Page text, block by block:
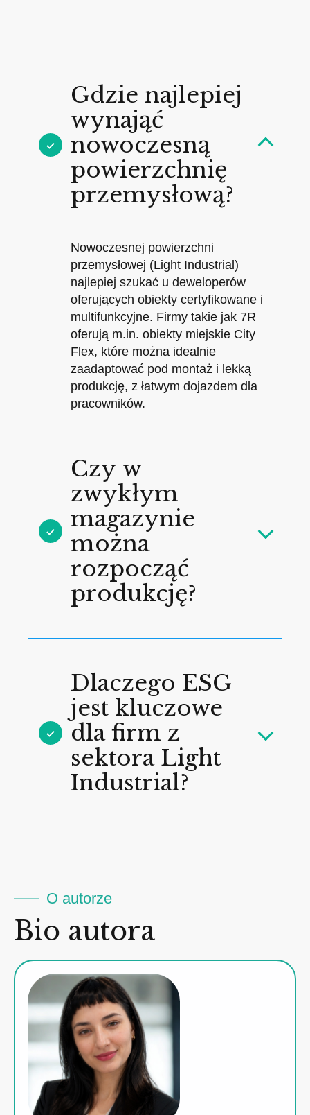
Gdzie najlepiej
wynająć
nowoczesną
powierzchnię
przemysłową?
Nowoczesnej powierzchni
przemysłowej (Light Industrial)
najlepiej szukać u deweloperów
oferujących obiekty certyfikowane i
multifunkcyjne. Firmy takie jak 7R
oferują m.in. obiekty miejskie City
Flex, które można idealnie
zaadaptować pod montaż i lekką
produkcję, z łatwym dojazdem dla
pracowników.
Czy w
zwykłym
magazynie
można
rozpocząć
produkcję?
Dlaczego ESG
jest kluczowe
dla firm z
sektora Light
Industrial?
O autorze
Bio autora